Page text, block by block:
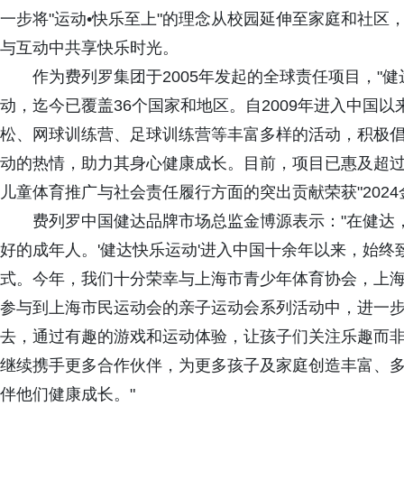
一步将"运动•快乐至上"的理念从校园延伸至家庭和社区
与互动中共享快乐时光。
作为费列罗集团于2005年发起的全球责任项目，"
动，迄今已覆盖36个国家和地区。自2009年进入中国
松、网球训练营、足球训练营等丰富多样的活动，积极
动的热情，助力其身心健康成长。目前，项目已惠及超
儿童体育推广与社会责任履行方面的突出贡献荣获
费列罗中国健达品牌市场总监金博源表示："在健
好的成年人。'健达快乐运动'进入中国十余年以来，始
式。今年，我们十分荣幸与上海市青少年体育协会，上
参与到上海市民运动会的亲子运动会系列活动中，进一
去，通过有趣的游戏和运动体验，让孩子们关注乐趣而
继续携手更多合作伙伴，为更多孩子及家庭创造丰富、
伴他们健康成长。"